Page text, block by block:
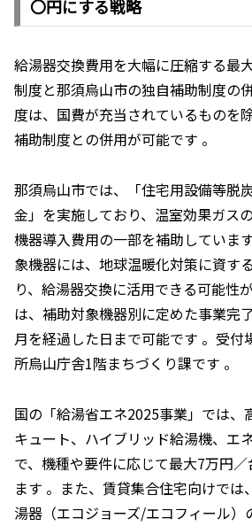
〇円にする戦略
給湯器交換費用を大幅に圧縮する最
制度と那須烏山市の独自補助制度の
度は、国費が充当されているものを
補助制度との併用が可能です 。
那須烏山市では、「住宅用設備等脱
金」を実施しており、温室効果ガス
機器導入費用の一部を補助していま
象機器には、地球温暖化対策に資す
り、給湯器交換に活用できる可能性
は、補助対象機器別に定めた事業完
月を経過した日まで可能です 。受付
所烏山庁舎1階まちづくり課です 。
国の「給湯省エネ2025事業」では、
キュート、ハイブリッド給湯機、エ
で、機種や要件に応じて最大7万円
ます 。また、賃貸集合住宅向けでは
湯器（エコジョーズ/エコフィール）